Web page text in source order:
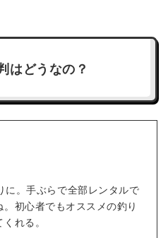
はどうなの？
に。手ぶらで全部レンタルで
。初心者でもオススメの釣り
れる。